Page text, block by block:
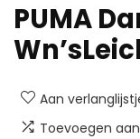
PUMA
Aan
Toevoegen